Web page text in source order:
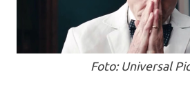
Foto: Universal